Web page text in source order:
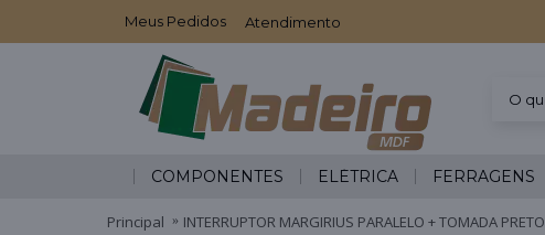
Meus Pedidos Atendimento
COMPONENTES ELÉTRICA FERRAGENS
Principal INTERRUPTOR MARGIRIUS PARALELO + TOMADA PRETO